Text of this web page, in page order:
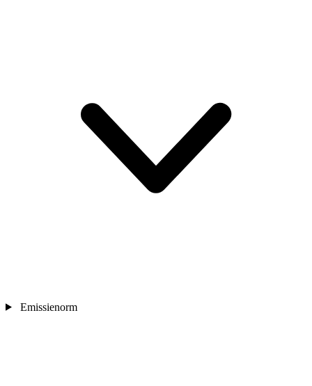
Emissienorm